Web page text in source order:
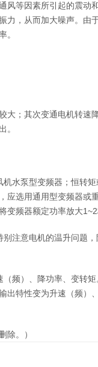
风等因素所引起的震动
力，从而加大噪声。由
。
大；其次变通电机转
。
水泵型变频器；恒转矩
应选用通用型变频器
变频器额定功率放大1~2
注意电机的温升问题
频）、降功率、变转
出特性变为升速（频）
除。）